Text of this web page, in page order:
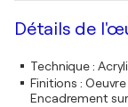
Détails de
Technique:
Finitions :
Encadrement